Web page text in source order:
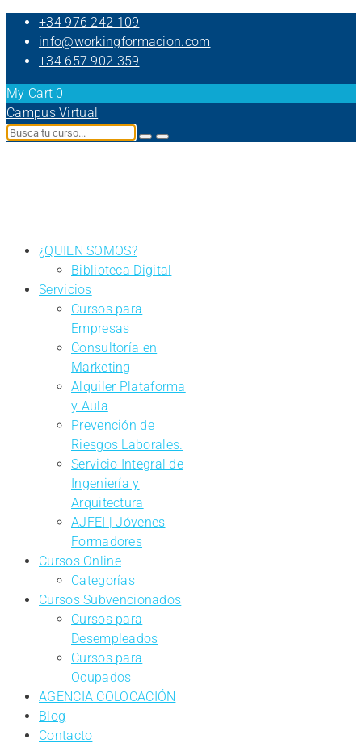
+34 976 242 109
info@workingformacion.com
+34 657 902 359
My Cart 0
Campus Virtual
¿QUIEN SOMOS?
Biblioteca Digital
Servicios
Cursos para
Empresas
Consultoría en
Marketing
Alquiler Plataforma
y Aula
Prevención de
Riesgos Laborales.
Servicio Integral de
Ingeniería y
Arquitectura
AJFEI | Jóvenes
Formadores
Cursos Online
Categorías
Cursos Subvencionados
Cursos para
Desempleados
Cursos para
Ocupados
AGENCIA COLOCACIÓN
Blog
Contacto